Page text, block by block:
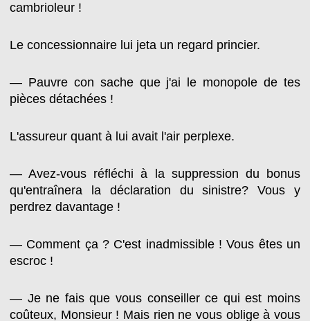
cambrioleur !
Le concessionnaire lui jeta un regard princier.
— Pauvre con sache que j'ai le monopole de tes
pièces détachées !
L'assureur quant à lui avait l'air perplexe.
— Avez-vous réfléchi à la suppression du bonus
qu'entraînera la déclaration du sinistre? Vous y
perdrez davantage !
— Comment ça ? C'est inadmissible ! Vous êtes un
escroc !
— Je ne fais que vous conseiller ce qui est moins
coûteux, Monsieur ! Mais rien ne vous oblige à vous